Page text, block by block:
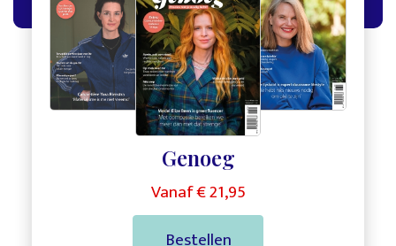
Genoeg
Vanaf € 21,95
Bestellen